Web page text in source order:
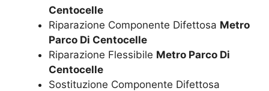
Centocelle
Riparazione Componente Difettosa Metro
Parco Di Centocelle
Riparazione Flessibile Metro Parco Di
Centocelle
Sostituzione Componente Difettosa